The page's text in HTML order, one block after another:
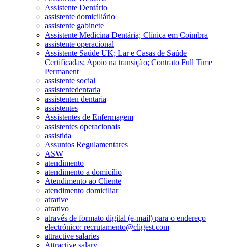
Assistente Dentário
assistente domiciliário
assistente gabinete
Assistente Medicina Dentária; Clínica em Coimbra
assistente operacional
Assistente Saúde UK; Lar e Casas de Saúde
Certificadas; Apoio na transição; Contrato Full Time
Permanent
assistente social
assistentedentaria
assistenten dentaria
assistentes
Assistentes de Enfermagem
assistentes operacionais
assistida
Assuntos Regulamentares
ASW
atendimento
atendimento a domicílio
Atendimento ao Cliente
atendimento domiciliar
atrative
atrativo
através de formato digital (e-mail) para o endereço
electrónico: recrutamento@cligest.com
attractive salaries
Attractive salary